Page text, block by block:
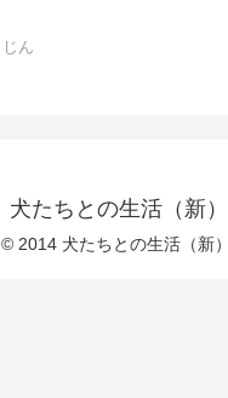
じん
犬たちとの生活（新）
© 2014 犬たちとの生活（新）.